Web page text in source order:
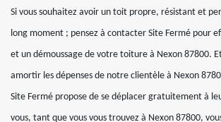
Si vous souhaitez avoir un toit propre, résistant et
long moment ; pensez à contacter Site Fermé pour
et un démoussage de votre toiture à Nexon 87800.
amortir les dépenses de notre clientèle à Nexon
Site Fermé propose de se déplacer gratuitement à
vous, tant que vous vous trouvez à Nexon 87800,